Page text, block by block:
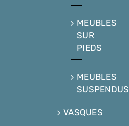
MEUBLES
SUR
PIEDS
MEUBLES
SUSPENDUS
VASQUES